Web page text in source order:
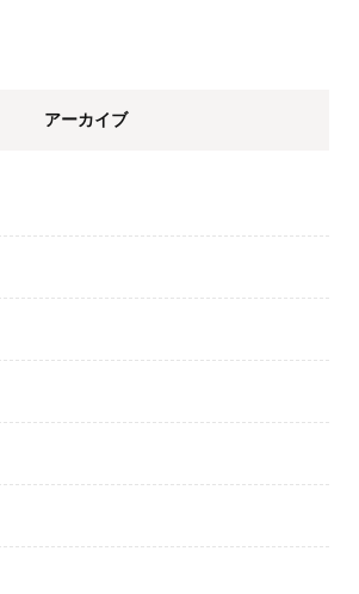
アーカイブ